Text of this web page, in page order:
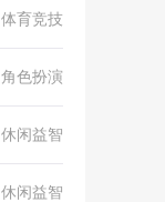
体育竞技
角色扮演
休闲益智
休闲益智